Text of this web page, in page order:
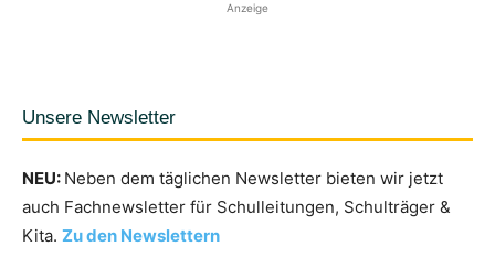
Anzeige
Unsere Newsletter
NEU: Neben dem täglichen Newsletter bieten wir jetzt
auch Fachnewsletter für Schulleitungen, Schulträger &
Kita. Zu den Newslettern